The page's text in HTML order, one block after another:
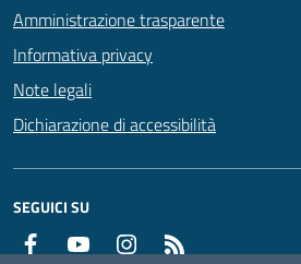
Amministrazione trasparente
Informativa privacy
Note legali
Dichiarazione di accessibilità
SEGUICI SU
Facebook YouTube Instagram